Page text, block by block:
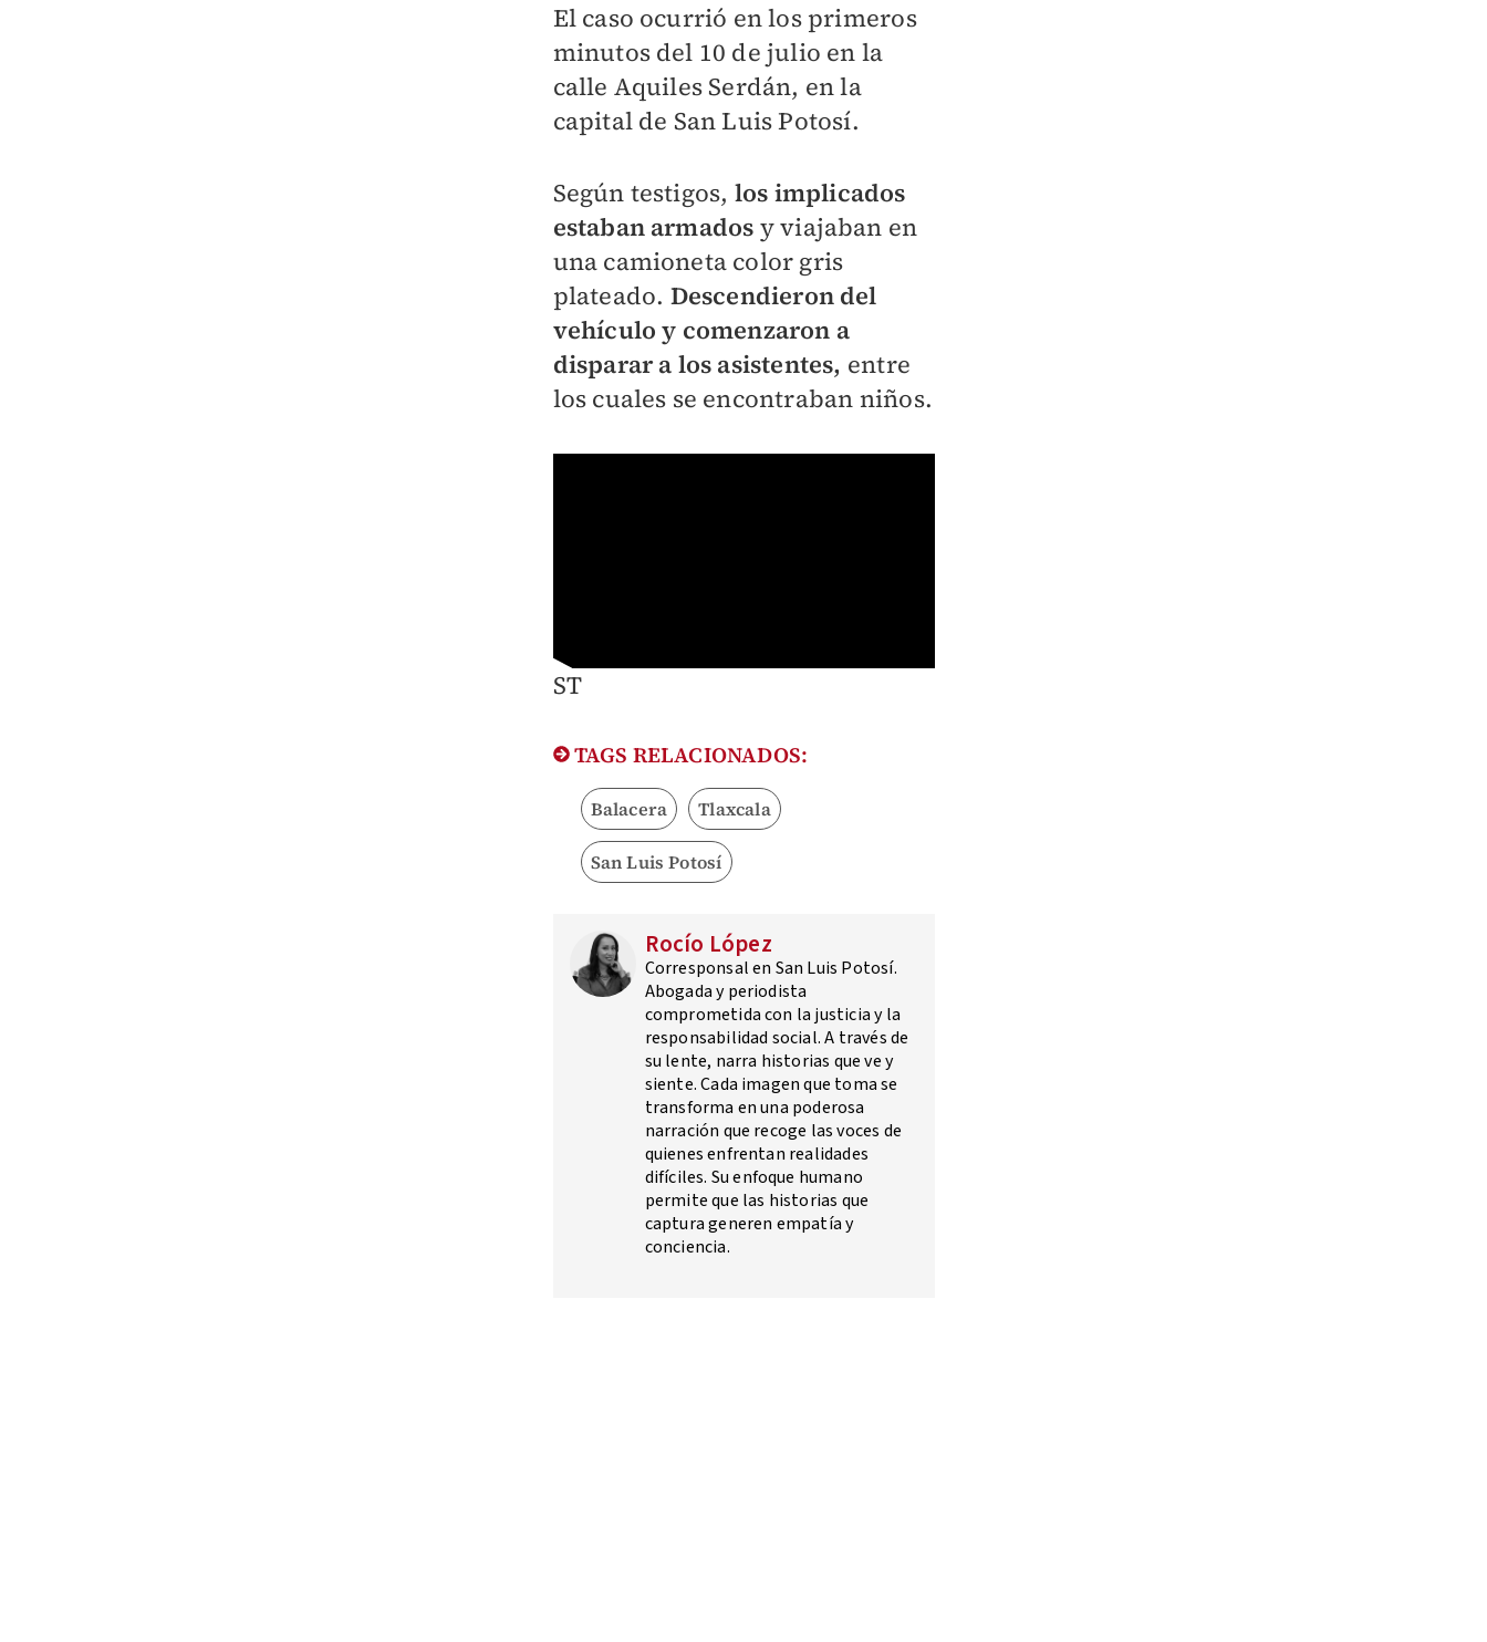
El caso ocurrió en los primeros
minutos del 10 de julio en la
calle Aquiles Serdán, en la
capital de San Luis Potosí.
Según testigos, los implicados
estaban armados y viajaban en
una camioneta color gris
plateado. Descendieron del
vehículo y comenzaron a
disparar a los asistentes, entre
los cuales se encontraban niños.
ST
TAGS RELACIONADOS:
Balacera Tlaxcala
San Luis Potosí
Rocío López
Corresponsal en San Luis Potosí.
Abogada y periodista
comprometida con la justicia y la
responsabilidad social. A través de
su lente, narra historias que ve y
siente. Cada imagen que toma se
transforma en una poderosa
narración que recoge las voces de
quienes enfrentan realidades
difíciles. Su enfoque humano
permite que las historias que
captura generen empatía y
conciencia.